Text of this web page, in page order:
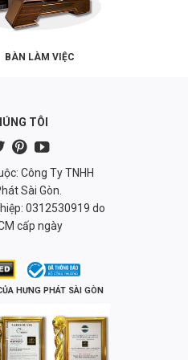
BÀN LÀM VIỆC
TÔI
Công Ty TNHH
Sài Gòn.
0312530919 do
cấp ngày
HƯNG PHÁT SÀI GÒN